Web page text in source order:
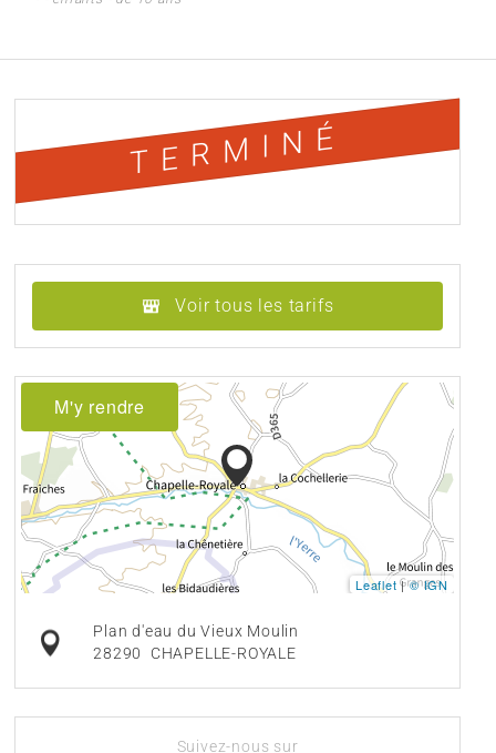
TERMINÉ
Voir tous les tarifs
M'y rendre
Leaflet|© IGN
Plan d'eau du Vieux Moulin
28290
CHAPELLE-ROYALE
Suivez-nous sur